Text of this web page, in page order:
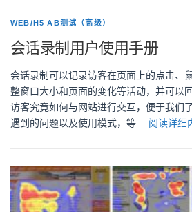
WEB/H5 AB测试（高级）
会话录制用户使用手册
会话录制可以记录访客在页面上的点击、
整窗口大小和页面的变化等活动，并可以
访客究竟如何与网站进行交互，便于我们
遇到的问题以及使用模式，等… 阅读详细